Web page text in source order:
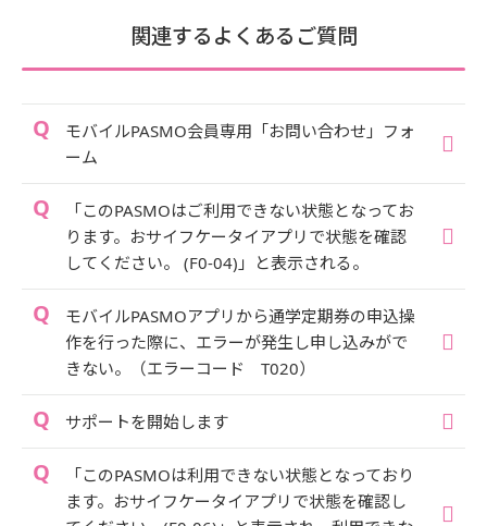
関連するよくあるご質問
モバイルPASMO会員専用「お問い合わせ」フォ
ーム
「このPASMOはご利用できない状態となってお
ります。おサイフケータイアプリで状態を確認
してください。 (F0-04)」と表示される。
モバイルPASMOアプリから通学定期券の申込操
作を行った際に、エラーが発生し申し込みがで
きない。（エラーコード T020）
サポートを開始します
「このPASMOは利用できない状態となっており
ます。おサイフケータイアプリで状態を確認し